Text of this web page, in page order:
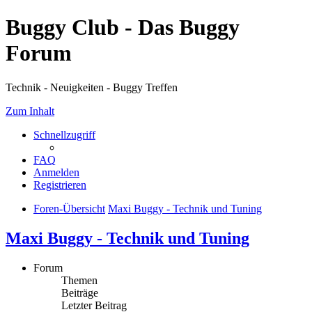
Buggy Club - Das Buggy
Forum
Technik - Neuigkeiten - Buggy Treffen
Zum Inhalt
Schnellzugriff
FAQ
Anmelden
Registrieren
Foren-Übersicht Maxi Buggy - Technik und Tuning
Maxi Buggy - Technik und Tuning
Forum
Themen
Beiträge
Letzter Beitrag